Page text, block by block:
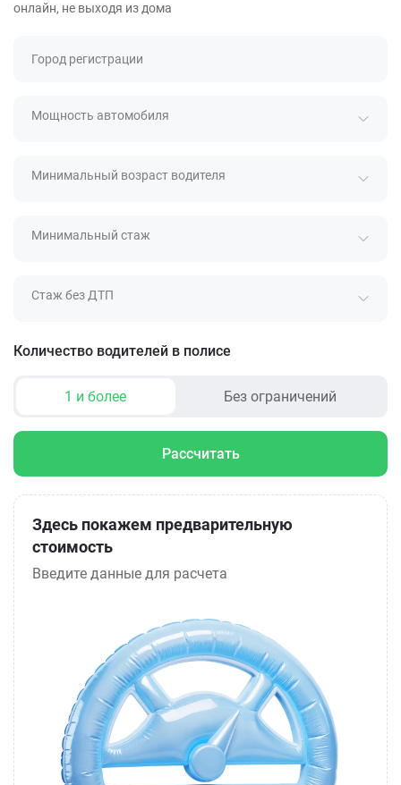
онлайн, не выходя из дома
Город регистрации
Мощность автомобиля
Минимальный возраст водителя
Минимальный стаж
Стаж без ДТП
Количество водителей в полисе
1 и более Без ограничений
Рассчитать
Здесь покажем предварительную
стоимость
Введите данные для расчета